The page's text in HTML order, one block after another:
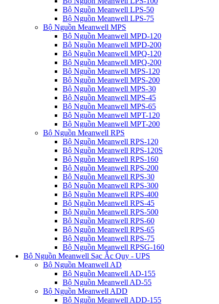
Bộ Nguồn Meanwell LPS-50
Bộ Nguồn Meanwell LPS-75
Bộ Nguồn Meanwell MPS
Bộ Nguồn Meanwell MPD-120
Bộ Nguồn Meanwell MPD-200
Bộ Nguồn Meanwell MPQ-120
Bộ Nguồn Meanwell MPQ-200
Bộ Nguồn Meanwell MPS-120
Bộ Nguồn Meanwell MPS-200
Bộ Nguồn Meanwell MPS-30
Bộ Nguồn Meanwell MPS-45
Bộ Nguồn Meanwell MPS-65
Bộ Nguồn Meanwell MPT-120
Bộ Nguồn Meanwell MPT-200
Bộ Nguồn Meanwell RPS
Bộ Nguồn Meanwell RPS-120
Bộ Nguồn Meanwell RPS-120S
Bộ Nguồn Meanwell RPS-160
Bộ Nguồn Meanwell RPS-200
Bộ Nguồn Meanwell RPS-30
Bộ Nguồn Meanwell RPS-300
Bộ Nguồn Meanwell RPS-400
Bộ Nguồn Meanwell RPS-45
Bộ Nguồn Meanwell RPS-500
Bộ Nguồn Meanwell RPS-60
Bộ Nguồn Meanwell RPS-65
Bộ Nguồn Meanwell RPS-75
Bộ Nguồn Meanwell RPSG-160
Bộ Nguồn Meanwell Sạc Ắc Quy - UPS
Bộ Nguồn Meanwell AD
Bộ Nguồn Meanwell AD-155
Bộ Nguồn Meanwell AD-55
Bộ Nguồn Meanwell ADD
Bộ Nguồn Meanwell ADD-155